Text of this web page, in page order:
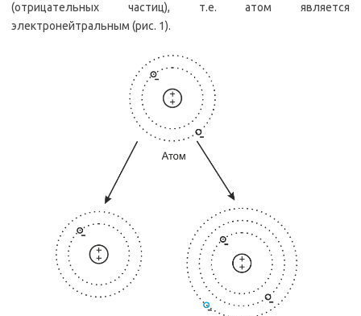
(отрицательных частиц), т.е. атом является
электронейтральным (рис. 1).